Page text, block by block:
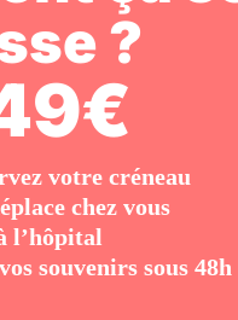
?
votre créneau
chez vous
l’hôpital
souvenirs sous 48h